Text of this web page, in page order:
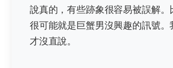
說真的，有些跡象很容易被誤解
很可能就是巨蟹男沒興趣的訊號
才沒直說。